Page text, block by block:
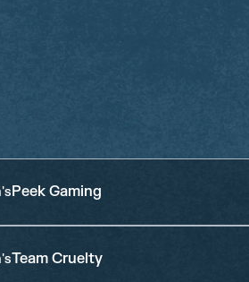
Peek Gaming
Team Cruelty